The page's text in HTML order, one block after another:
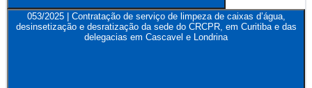
053/2025 | Contratação de serviço de limpeza de caixas d’água,
desinsetização e desratização da sede do CRCPR, em Curitiba e das
delegacias em Cascavel e Londrina